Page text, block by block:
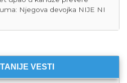
Njegova devojka NIJE NI
VESTI